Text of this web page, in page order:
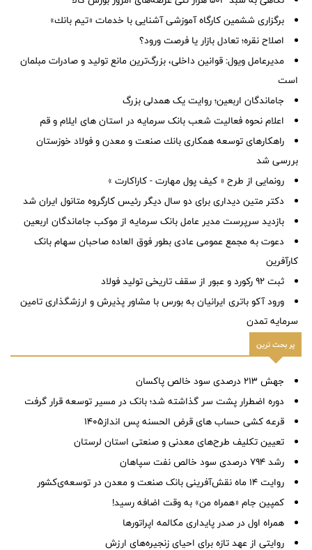
برگزاری ششمین كارگاه آموزشی آشنایی با خدمات «تیم بانك»
اصلاح نقره؛ تعادل بازار یا فرصت ورود؟
مدیرعامل ویول: قوانین داخلی، بزرگ‌ترین مانع تولید و صادرات مبلمان
است
جاماندگان اربعین؛ روایت یک همدلی بزرگ
اعلام نحوه فعالیت شعب بانک سرمایه در استان های ایلام و قم
راهكارهای توسعه همكاری بانك صنعت و معدن و فولاد خوزستان
بررسی شد
رونمایی از طرح « کیف پول مهارت - کاراکارت »
دکتر متین دیداری برای دو سال دیگر رئیس کارگروه متانول ایران شد
بازدید سرپرست مدیر عامل بانک سرمایه از موکب جاماندگان اربعین
دعوت به مجمع عمومی عادی بطور فوق العاده صاحبان سهام بانک
کارآفرین
ثبت ۹۲ رکورد و عبور از سقف تاریخی تولید فولاد
ورود آکو باتری ایرانیان به بورس با مشاور پذیرش و ارزشگذاری تامین
سرمایه تمدن
پر بحث ترین
جهش ۲۱۳ درصدی سود خالص پاکسان
دوره اضطرار پشت سر گذاشته شد؛ بانک در مسیر توسعه قرار گرفت
قرعه کشی حساب های قرض الحسنه پس انداز1405
تعیین تکلیف طرح‌های معدنی و صنعتی استان لرستان
رشد ۷۹۴ درصدی سود خالص نفت سپاهان
روایت ۱۴ ماه نقش‌آفرینی بانک صنعت و معدن در توسعه‌‌ی‌کشور
کمپین جام «همراه من» به وقت اضافه رسید!
همراه اول در صدر پایداری مکالمه اپراتورها
روایتی از عهد تازه برای احیای زنجیره‌های ارزش